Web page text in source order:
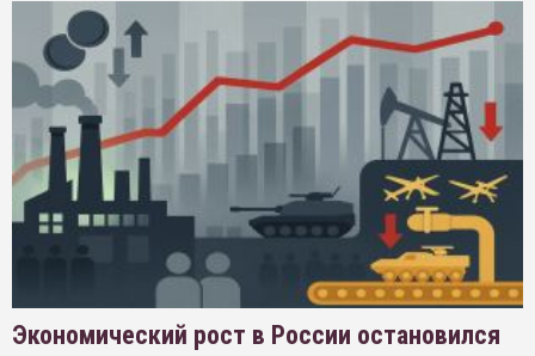
Экономический рост в России остановился